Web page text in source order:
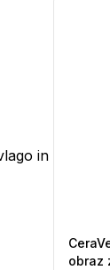
in
obraz